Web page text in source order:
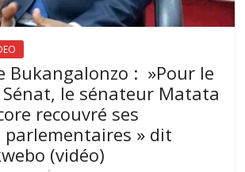
Bukangalonzo : »Pour le
le sénateur Matata
recouvré ses
» dit
(vidéo)